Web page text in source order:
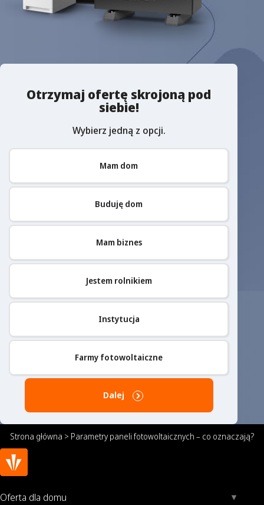
Otrzymaj ofertę skrojoną pod
siebie!
Wybierz jedną z opcji.
Mam dom
Buduję dom
Mam biznes
Jestem rolnikiem
Instytucja
Farmy fotowoltaiczne
Dalej
Strona główna > Parametry paneli fotowoltaicznych – co oznaczają?
Oferta dla domu